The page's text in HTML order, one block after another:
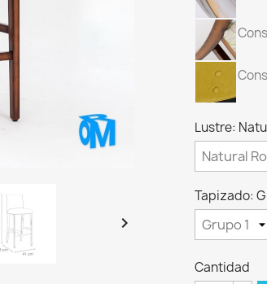

Lustre:
Tapizado:
Cantidad